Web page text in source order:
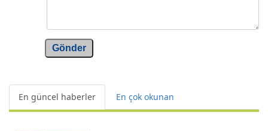
Gönder
En güncel haberler En çok okunan